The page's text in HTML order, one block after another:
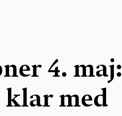
4. maj:
med